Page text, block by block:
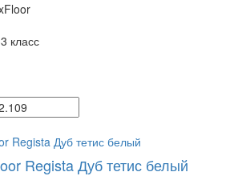
класс
Regista Дуб тетис белый